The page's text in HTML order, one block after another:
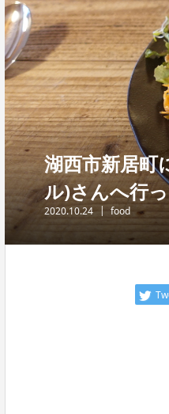
湖西市新居町
ル)さんへ行っ
2020.10.24 food